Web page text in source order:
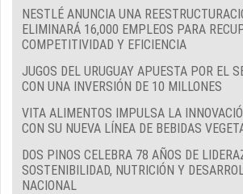
NESTLÉ ANUNCIA UNA
ELIMINARÁ 16,000 EMPLEOS PARA
COMPETITIVIDAD Y EFICIENCIA
JUGOS DEL URUGUAY APUESTA POR EL
CON UNA INVERSIÓN DE 10 MILLONES
VITA ALIMENTOS IMPULSA LA
CON SU NUEVA LÍNEA DE BEBIDAS
DOS PINOS CELEBRA 78 AÑOS DE
SOSTENIBILIDAD, NUTRICIÓN Y
NACIONAL